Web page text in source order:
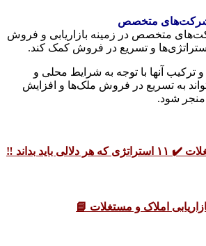
شرکت‌های متخصص
متخصص در زمینه بازاریابی و فروش
استراتژی‌ها و تسریع در فروش کمک کند.
ترکیب آنها با توجه به شرایط محلی و
به تسریع در فروش ملک‌ها و افزایش
منجر شود.
باید بداند ‼️
املاک و مستغلات 📘